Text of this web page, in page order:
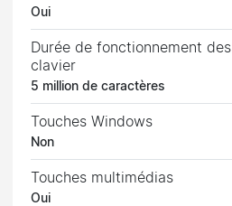
Oui
Durée de fonctionnement
clavier
5 million de caractères
Touches Windows
Non
Touches multimédias
Oui